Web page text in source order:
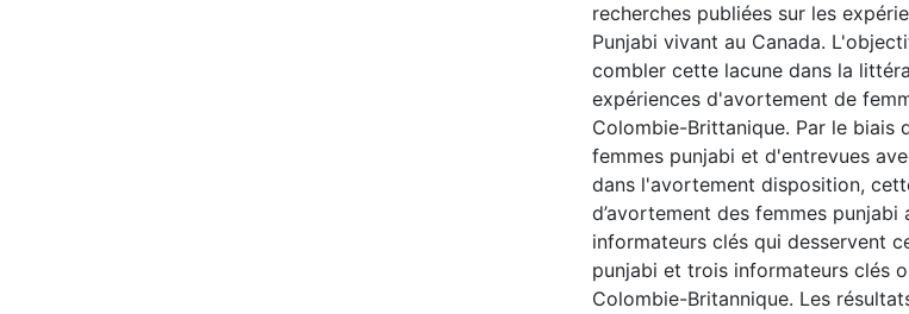
recherches publiées sur les
Punjabi vivant au Canada.
combler cette lacune dans la
expériences d'avortement de
Colombie-Brittanique. Par le biais
femmes punjabi et d'entrevues
dans l'avortement disposition,
d’avortement des femmes
informateurs clés qui desservent
punjabi et trois informateurs clés
Colombie-Britannique. Les